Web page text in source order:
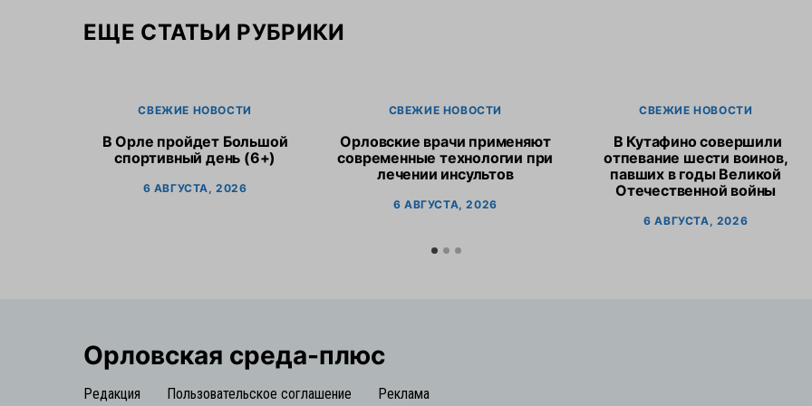
ЕЩЕ СТАТЬИ РУБРИКИ
СВЕЖИЕ НОВОСТИ
В Орле пройдет Большой
спортивный день (6+)
6 АВГУСТА, 2026
СВЕЖИЕ НОВОСТИ
Орловские врачи применяют
современные технологии при
лечении инсультов
6 АВГУСТА, 2026
СВЕЖИЕ НОВОСТИ
В Кутафино совершили
отпевание шести воинов,
павших в годы Великой
Отечественной войны
6 АВГУСТА, 2026
Орловская cреда-плюс
Редакция Пользовательское соглашение Реклама